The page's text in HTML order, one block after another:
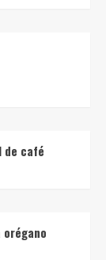
de café